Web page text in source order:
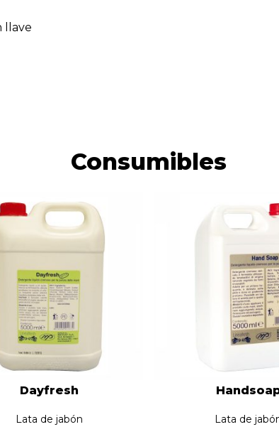
llave
Consumibles
Dayfresh
Lata de jabón Lata de